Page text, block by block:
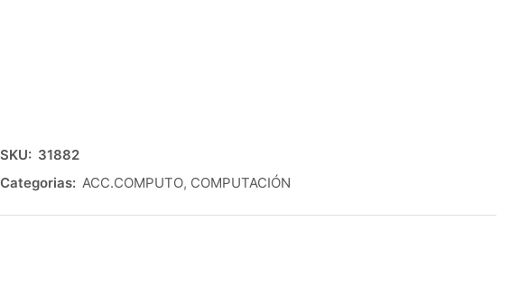
SKU: 31882
Categorias: ACC.COMPUTO, COMPUTACIÓN